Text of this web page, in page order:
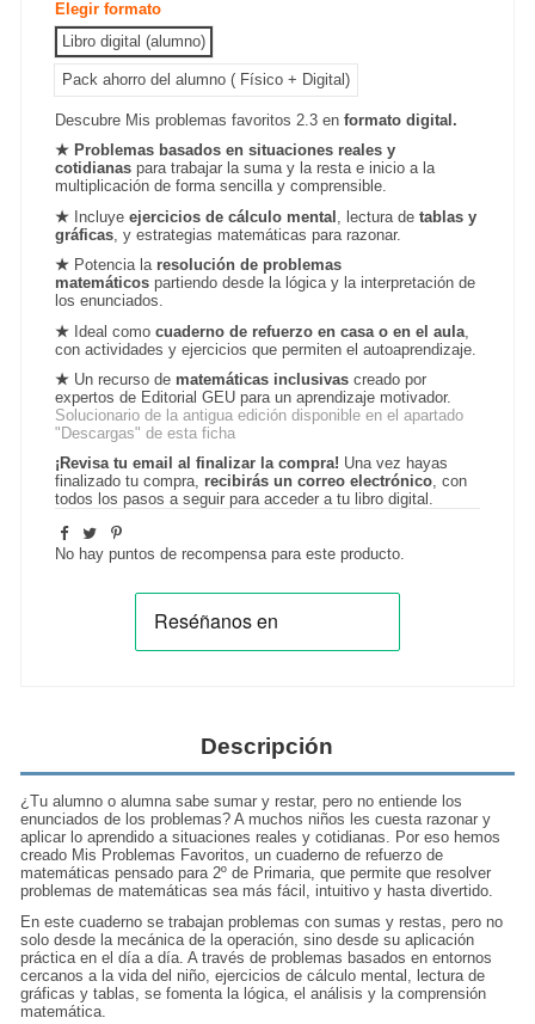
Elegir formato
Libro digital (alumno)
Pack ahorro del alumno ( Físico + Digital)
Descubre Mis problemas favoritos 2.3 enformato digital.
★ Problemas basados en situaciones reales y
cotidianas para trabajar la suma y la resta e inicio a la
multiplicación de forma sencilla y comprensible.
★ Incluyeejercicios de cálculo mental , lectura detablas y
gráficas , y estrategias matemáticas para razonar.
★ Potencia la resolución de problemas
matemáticos partiendo desde la lógica y la interpretación de
los enunciados.
★ Ideal comocuaderno de refuerzo en casa o en el aula
con actividades y ejercicios que permiten el autoaprendizaje.
★ Un recurso de matemáticas inclusivas creado por
expertos de Editorial GEU para un aprendizaje motivador.
Solucionario de la antigua edición disponible en el apartado
"Descargas" de esta ficha
¡Revisa tu email al finalizar la compra! Una vez hayas
finalizado tu compra, recibirás un correo electrónico, con
todos los pasos a seguir para acceder a tu libro digital.
No hay puntos de recompensa para este producto.
Descripción
¿Tu alumno o alumna sabe sumar y restar, pero no entiende los
enunciados de los problemas? A muchos niños les cuesta razonar y
aplicar lo aprendido a situaciones reales y cotidianas. Por eso hemos
creado Mis Problemas Favoritos, un cuaderno de refuerzo de
matemáticas pensado para 2º de Primaria, que permite que resolver
problemas de matemáticas sea más fácil, intuitivo y hasta divertido.
En este cuaderno se trabajan problemas con sumas y restas, pero no
solo desde la mecánica de la operación, sino desde su aplicación
práctica en el día a día. A través de problemas basados en entornos
cercanos a la vida del niño, ejercicios de cálculo mental, lectura de
gráficas y tablas, se fomenta la lógica, el análisis y la comprensión
matemática.